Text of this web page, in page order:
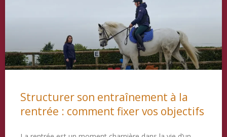
Structurer son entraînement à la
rentrée : comment fixer vos objectifs